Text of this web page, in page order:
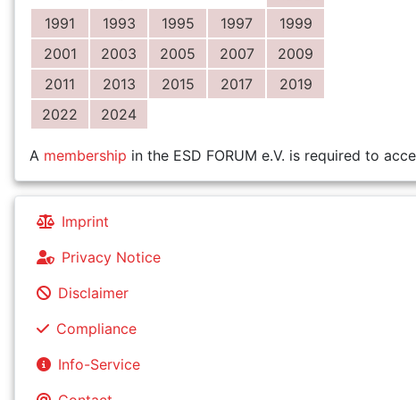
1991
1993 1995 1997
1999
2001
2003 2005 2007
2009
2011
2013 2015 2017
2019
2022
2024
A membership in the ESD FORUM e.V. is required to
Imprint
Privacy Notice
Disclaimer
Compliance
Info-Service